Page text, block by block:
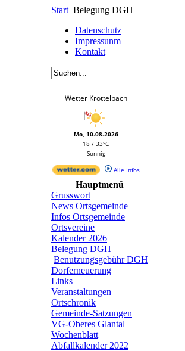
Start Belegung DGH
Datenschutz
Impressunm
Kontakt
Wetter Krottelbach
Mo, 10.08.2026
18 / 33°C
Sonnig
Alle Infos
Hauptmenü
Grusswort
News Ortsgemeinde
Infos Ortsgemeinde
Ortsvereine
Kalender 2026
Belegung DGH
Benutzungsgebühr DGH
Dorferneuerung
Links
Veranstaltungen
Ortschronik
Gemeinde-Satzungen
VG-Oberes Glantal
Wochenblatt
Abfallkalender 2022